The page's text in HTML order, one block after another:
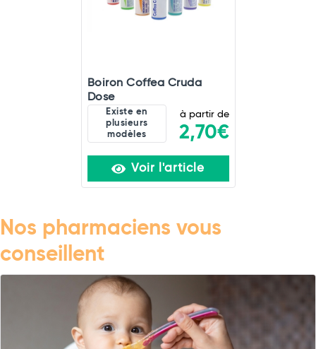
Boiron Coffea Cruda
Dose
Existe en
plusieurs
modèles
à partir de
2,70€
Voir l'article
Nos pharmaciens vous
conseillent